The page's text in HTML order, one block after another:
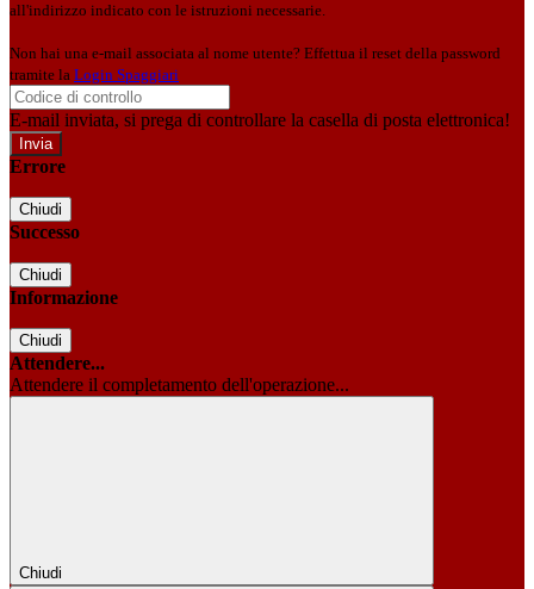
all'indirizzo indicato con le istruzioni necessarie.
Non hai una e-mail associata al nome utente? Effettua il reset della password
tramite la Login Spaggiari
E-mail inviata, si prega di controllare la casella di posta elettronica!
Errore
Chiudi
Successo
Chiudi
Informazione
Chiudi
Attendere...
Attendere il completamento dell'operazione...
Chiudi